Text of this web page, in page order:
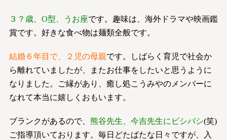
３？歳、O型、うお座です。趣味は、海外ドラマや映画鑑
賞です。好きな食べ物は麺類全般です。
結婚６年目で、２児の母親です。しばらく育児で社会か
ら離れていましたが、またお仕事をしたいと思うように
なりました。ご縁があり、癒し処こうみやのメンバーに
なれて本当に嬉しくおもいます。
ブランクがあるので、 熊谷先生、今吉先生にビシバシ(笑)
ご指導頂いております。毎日どたばたな日々ですが、入